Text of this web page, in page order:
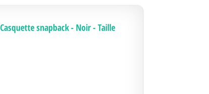
snapback - Noir - Taille